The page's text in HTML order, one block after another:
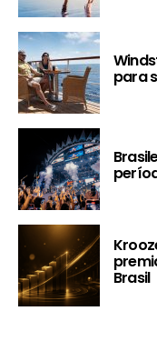
para
Brasil